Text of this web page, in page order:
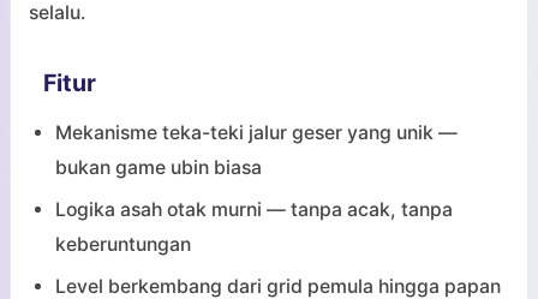
selalu.
Fitur
Mekanisme teka-teki jalur geser yang unik —
bukan game ubin biasa
Logika asah otak murni — tanpa acak, tanpa
keberuntungan
Level berkembang dari grid pemula hingga papan